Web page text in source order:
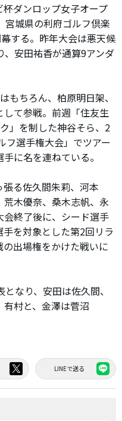
ダンロップ女子オープ
宮城県の利府ゴルフ倶楽
する。昨年大会は悪天候
安田祐香が通算9アンダ
ちろん、柏原明日架、
て参戦。前週「住友生
」を制した神谷そら、2
フ選手権大会」でツアー
に名を連ねている。
る佐久間朱莉、河本
木優奈、桑木志帆、永
終了後に、シード選手
を対象とした第2回リラ
出場権をかけた戦いに
なり、安田は佐久間、
村と、金澤は菅沼
LINEで送る